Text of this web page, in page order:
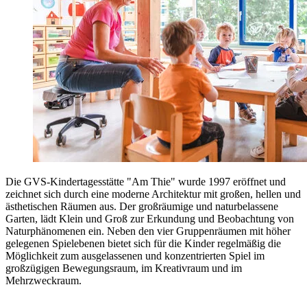
Die GVS-Kindertagesstätte "Am Thie" wurde 1997 eröffnet und
zeichnet sich durch eine moderne Architektur mit großen, hellen und
ästhetischen Räumen aus. Der großräumige und naturbelassene
Garten, lädt Klein und Groß zur Erkundung und Beobachtung von
Naturphänomenen ein. Neben den vier Gruppenräumen mit höher
gelegenen Spielebenen bietet sich für die Kinder regelmäßig die
Möglichkeit zum ausgelassenen und konzentrierten Spiel im
großzügigen Bewegungsraum, im Kreativraum und im
Mehrzweckraum.